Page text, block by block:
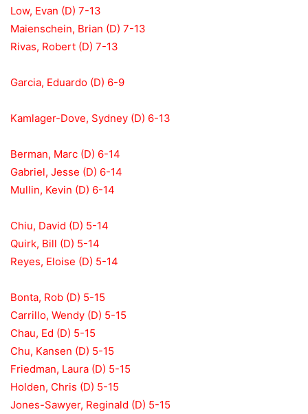
Low, Evan (D) 7-13
Maienschein, Brian (D) 7-13
Rivas, Robert (D) 7-13
Garcia, Eduardo (D) 6-9
Kamlager-Dove, Sydney (D) 6-13
Berman, Marc (D) 6-14
Gabriel, Jesse (D) 6-14
Mullin, Kevin (D) 6-14
Chiu, David (D) 5-14
Quirk, Bill (D) 5-14
Reyes, Eloise (D) 5-14
Bonta, Rob (D) 5-15
Carrillo, Wendy (D) 5-15
Chau, Ed (D) 5-15
Chu, Kansen (D) 5-15
Friedman, Laura (D) 5-15
Holden, Chris (D) 5-15
Jones-Sawyer, Reginald (D) 5-15